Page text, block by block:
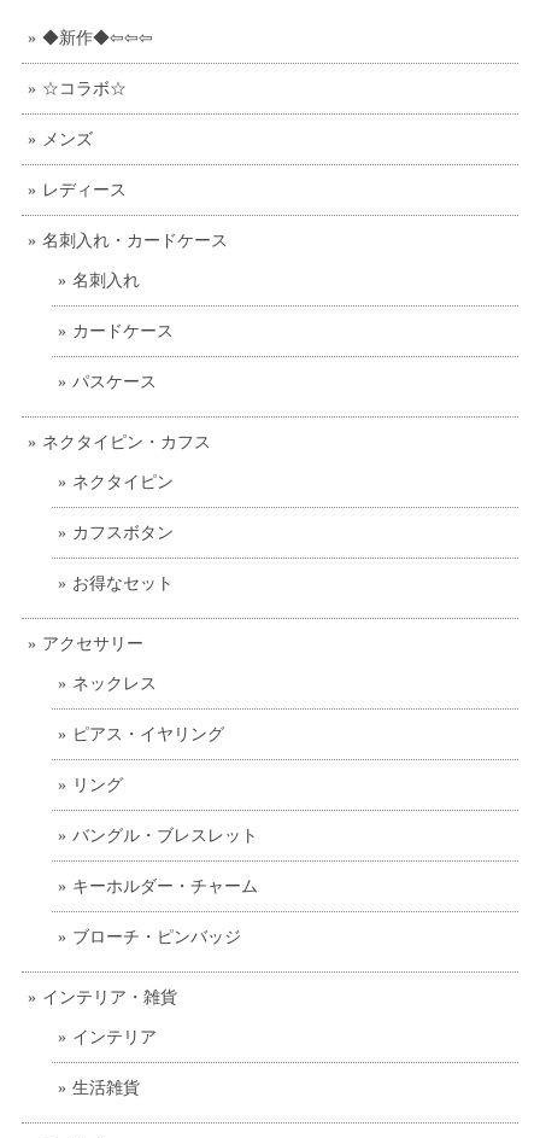
◆新作◆⇦⇦⇦
☆コラボ☆
メンズ
レディース
名刺入れ・カードケース
名刺入れ
カードケース
パスケース
ネクタイピン・カフス
ネクタイピン
カフスボタン
お得なセット
アクセサリー
ネックレス
ピアス・イヤリング
リング
バングル・ブレスレット
キーホルダー・チャーム
ブローチ・ピンバッジ
インテリア・雑貨
インテリア
生活雑貨